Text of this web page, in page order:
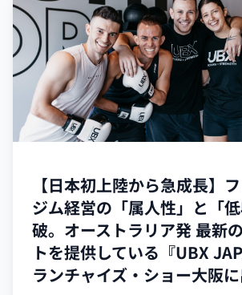
【日本初上陸から急成長】
ジム経営の「属人性」と「
破。オーストラリア発 最新
トを提供している『UBX
ランチャイズ・ショー大阪に